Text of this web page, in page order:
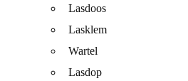
Lasdoos
Lasklem
Wartel
Lasdop